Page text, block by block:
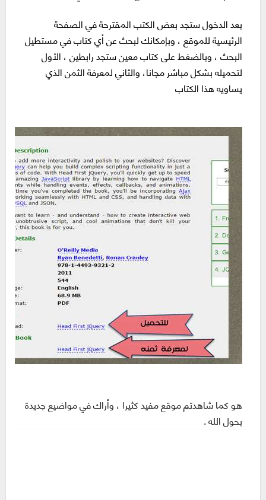
بعد الدخول ستجد بعض الكتب المقترحة في الصفحة
الرئيسية للموقع ، وبإمكانك لبحث عن أي كتاب في مستطيل
البحث ، وبالضغط على كتاب معين ستجد رابطين ، الأول
لتحميله بشكل مباشر مجانا، والثاني لمعرفة الثمن الذي
يساويه هذا الكتاب
هو كما شاهدتم موقع مفيد كثيرا ، وأراك في مواضيع جديدة
بحول الله .